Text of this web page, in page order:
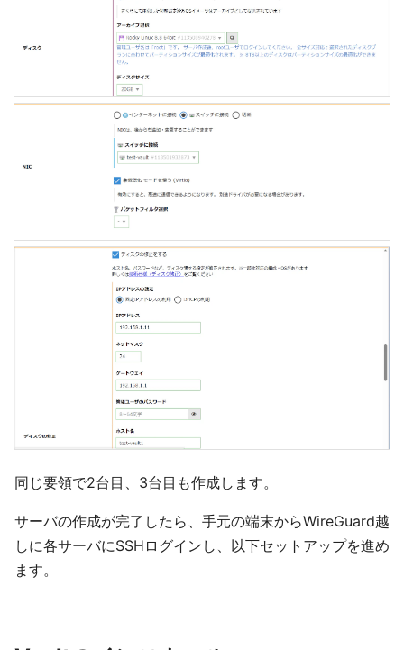
同じ要領で2台目、3台目も作成します。
サーバの作成が完了したら、手元の端末からWireGuard越
しに各サーバにSSHログインし、以下セットアップを進め
ます。